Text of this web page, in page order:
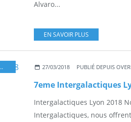
Alvaro...
EN SAVOIR PLUS
SCIENCE-FICTION,CINÉMA,AOA
27/03/2018 PUBLIÉ DEPUIS
7eme Intergalactiques
Intergalactiques Lyon 2018
Intergalactiques, nous